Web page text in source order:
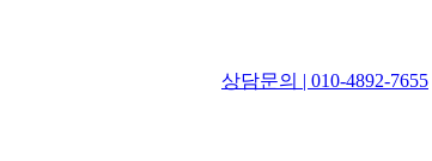
상담문의 | 010-4892-7655